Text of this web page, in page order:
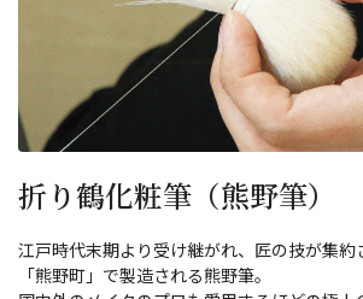
折り鶴化粧筆（熊野筆）
江戸時代末期より受け継がれ、匠の技が集約
「熊野町」で製造される熊野筆。